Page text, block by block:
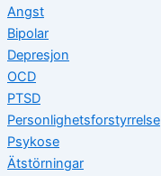
Angst
Bipolar
Depresjon
OCD
PTSD
Personlighetsforstyrrelse
Psykose
Ätstörningar